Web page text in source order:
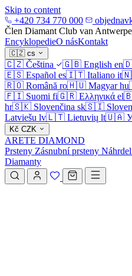
Skip to content
+420 734 770 000
Člen Diamant Club van
EncyklopedieO násKontakt
🇨🇿 cs
🇨🇿 Čeština 🇬🇧 English en
🇪🇸 Español es🇮🇹 Italiano it
🇷🇴 Română ro🇭🇺 Magyar hu
🇫🇮 Suomi fi🇬🇷 Ελληνικά el
hr🇸🇰 Slovenčina sk🇸🇮
Latviešu lv🇱🇹 Lietuvių lt🇺🇦
Kč CZK
ARETE DIAMOND
Prsteny Zásnubní prsteny
Diamanty